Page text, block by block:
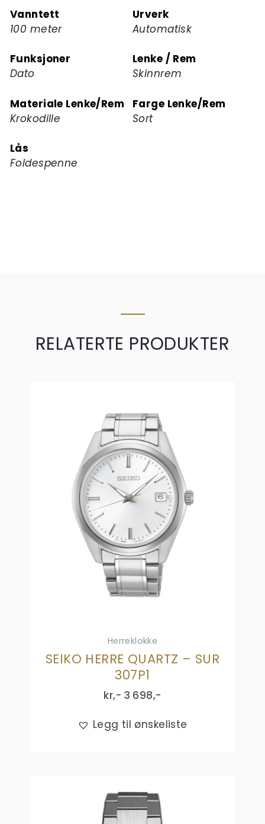
Vanntett
100 meter
Urverk
Automatisk
Funksjoner
Dato
Lenke / Rem
Skinnrem
Materiale Lenke/Rem
Krokodille
Farge Lenke/Rem
Sort
Lås
Foldespenne
RELATERTE PRODUKTER
Herreklokke
SEIKO HERRE QUARTZ – SUR
307P1
kr,- 3 698,-
Legg til ønskeliste